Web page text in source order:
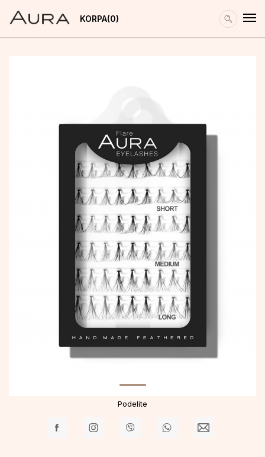
KORPA 0
Podelite